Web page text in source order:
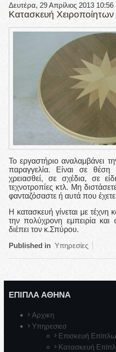
Δευτέρα, 29 Απρίλιος 2013 10:56
Κατασκευή
Το εργαστήριο αναλαμβάνει
παραγγελία. Είναι σε
χρειασθεί, σε σχέδια, σε
τεχνοτροπίες κτλ. Μη
φανταζόσαστε ή αυτά που έχετε
Η κατασκευή γίνεται με τέχνη
την πολύχρονη εμπειρία
διέπει τον κ.Σπύρου.
Published in Υπηρεσίες
ΕΠΙΠΛΑ ΑΘΗΝΑ
Αρχικη
Υπηρεσιεσ
Επισκευή
Κατασκευή